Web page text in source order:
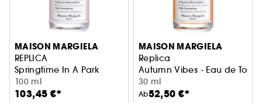
MAISON MARGIELA
REPLICA
Springtime In A Park
100 ml
103,45 €*
MAISON MARGIELA
Replica
Autumn Vibes - Eau de
30 ml
Ab52,50 €*